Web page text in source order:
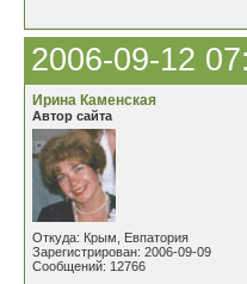
2006-09-12
Ирина Каменская
Автор сайта
Откуда: Крым, Евпатория
Зарегистрирован: 2006-09-09
Сообщений: 12766